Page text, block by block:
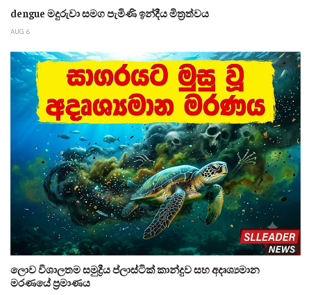
dengue මදුරුවා සමග පැමිණි ඉන්දීය මිත්‍රත්වය
AUG 6
ලොව විශාලතම සමුද්‍රීය ප්ලාස්ටික් කාන්දුව සහ අදෘශ්‍යමාන
මරණයේ ප්‍රමාණය